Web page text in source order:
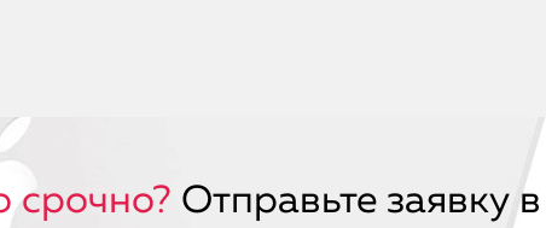
срочно? Отправьте заявку